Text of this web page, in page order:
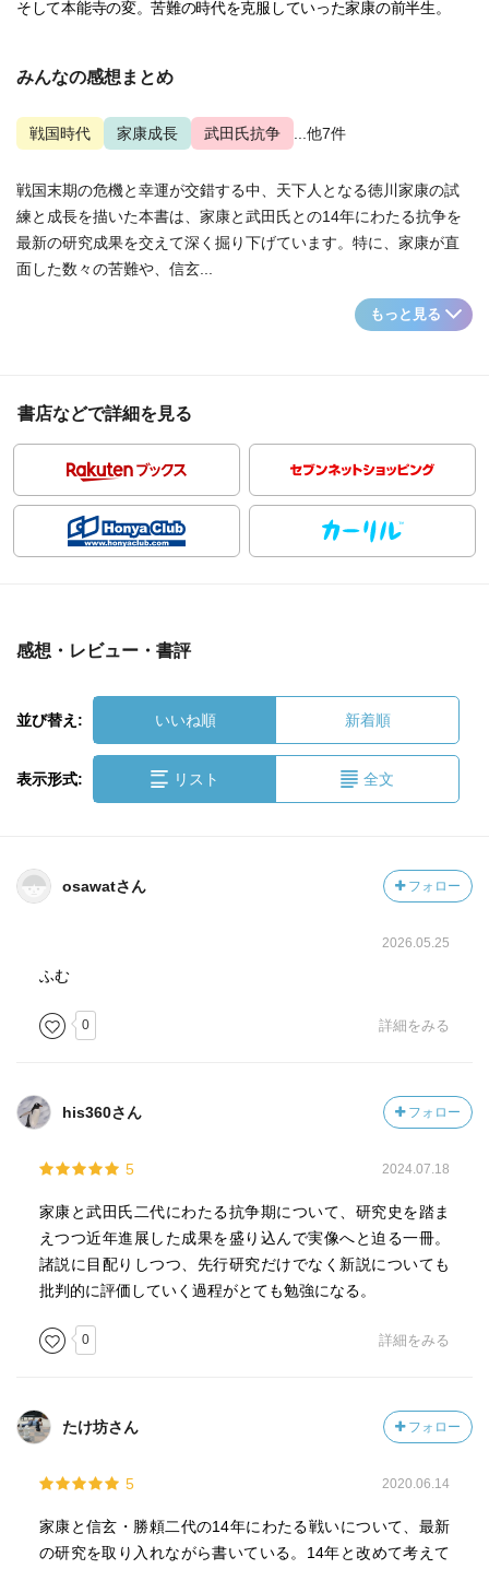
そして本能寺の変。苦難の時代を克服していった家康の前半生。
みんなの感想まとめ
戦国時代 家康成長 武田氏抗争 ...他7件
戦国末期の危機と幸運が交錯する中、天下人となる徳川家康の試
練と成長を描いた本書は、家康と武田氏との14年にわたる抗争を
最新の研究成果を交えて深く掘り下げています。特に、家康が直
面した数々の苦難や、信玄...
もっと見る
書店などで詳細を見る
感想・レビュー・書評
並び替え: いいね順 新着順
表示形式: リスト 全文
osawatさん フォロー
2026.05.25
ふむ
0 詳細をみる
his360さん フォロー
5 2024.07.18
家康と武田氏二代にわたる抗争期について、研究史を踏ま
えつつ近年進展した成果を盛り込んで実像へと迫る一冊。
諸説に目配りしつつ、先行研究だけでなく新説についても
批判的に評価していく過程がとても勉強になる。
0 詳細をみる
たけ坊さん フォロー
5 2020.06.14
家康と信玄・勝頼二代の14年にわたる戦いについて、最新
の研究を取り入れながら書いている。14年と改めて考えて